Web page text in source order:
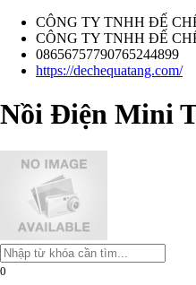
CÔNG TY TNHH ĐẾ
CÔNG TY TNHH ĐẾ
08656757790765244899
https://dechequatang.com/
Nồi Điện Mini
0